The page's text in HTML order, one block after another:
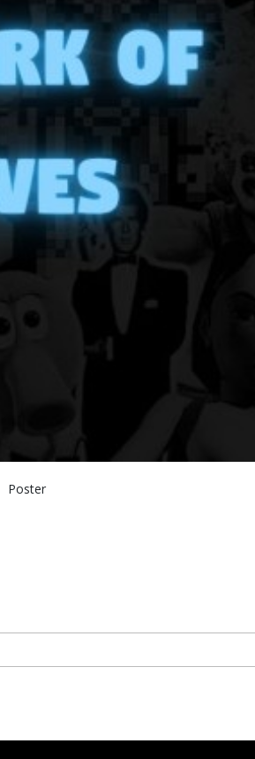
Poster